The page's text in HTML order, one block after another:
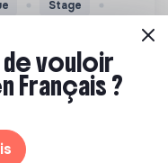
Stage
vouloir
Français ?